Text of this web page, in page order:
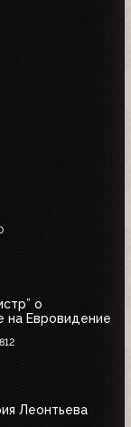
о
на Евровидение
812
Леонтьева